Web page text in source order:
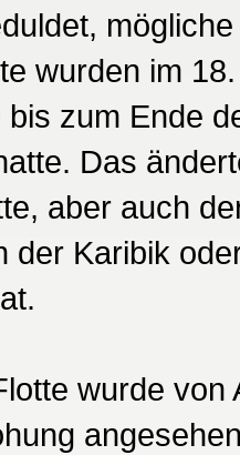
wurden im
bis zum Ende
Das
aber auch
der Karibik
wurde